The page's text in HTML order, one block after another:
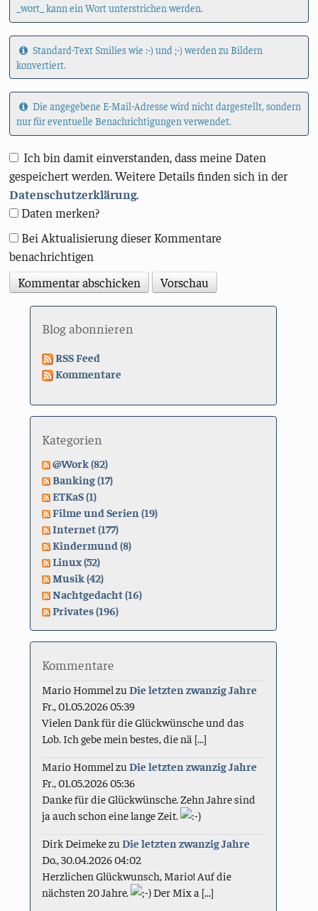
_wort_ kann ein Wort unterstrichen werden.
Standard-Text Smilies wie :-) und ;-) werden zu Bildern
konvertiert.
Die angegebene E-Mail-Adresse wird nicht dargestellt, sondern
nur für eventuelle Benachrichtigungen verwendet.
Ich bin damit einverstanden, dass meine Daten
gespeichert werden. Weitere Details finden sich in der
Datenschutzerklärung.
Daten merken?
Bei Aktualisierung dieser Kommentare
benachrichtigen
Blog abonnieren
RSS Feed
Kommentare
Kategorien
@Work (82)
Banking (17)
ETKaS (1)
Filme und Serien (19)
Internet (177)
Kindermund (8)
Linux (52)
Musik (42)
Nachtgedacht (16)
Privates (196)
Kommentare
Mario Hommel zuDie letzten zwanzig Jahre
Fr., 01.05.2026 05:39
Vielen Dank für die Glückwünsche und das
Lob. Ich gebe mein bestes, die nä [...]
Mario Hommel zuDie letzten zwanzig Jahre
Fr., 01.05.2026 05:36
Danke für die Glückwünsche. Zehn Jahre sind
ja auch schon eine lange Zeit.
Dirk DeimekezuDie letzten zwanzig Jahre
Do., 30.04.2026 04:02
Herzlichen Glückwunsch, Mario! Auf die
nächsten 20 Jahre.
Der Mix a [...]